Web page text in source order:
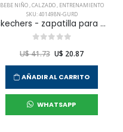
BEBE NIÑO,CALZADO, ENTRENAMIENTO
SKU: 401498N-GURD
skechers - zapatilla para entrenamiento skechers meteor-lights para niño infante
U$ 41.73 U$ 20.87
AÑADIR AL CARRITO
WHATSAPP